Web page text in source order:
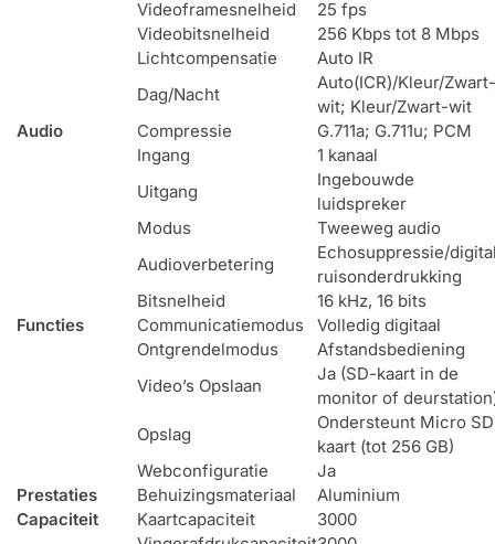
Videoframesnelheid
25 fps
Videobitsnelheid
256 Kbps tot 8 Mbps
Lichtcompensatie
Auto IR
Dag/Nacht
Auto(ICR)/Kleur/Zwart-
wit; Kleur/Zwart-wit
Audio
Compressie
G.711a; G.711u; PCM
Ingang
1 kanaal
Uitgang
Ingebouwde
luidspreker
Modus
Tweeweg audio
Audioverbetering
Echosuppressie/
ruisonderdrukking
Bitsnelheid
16 kHz, 16 bits
Functies
Communicatiemodus
Volledig digitaal
Ontgrendelmodus
Afstandsbediening
Video’s Opslaan
Ja (SD-kaart in de
monitor of
Opslag
Ondersteunt Micro
kaart (tot 256 GB)
Webconfiguratie
Ja
Prestaties
Behuizingsmateriaal
Aluminium
Capaciteit
Kaartcapaciteit
3000